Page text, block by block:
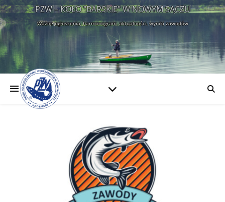
PZW – KOŁO "BARSKIE" W NOWYM SĄCZU
Ważne ogłoszenia, harmonogram, aktualności, wyniki zawodów